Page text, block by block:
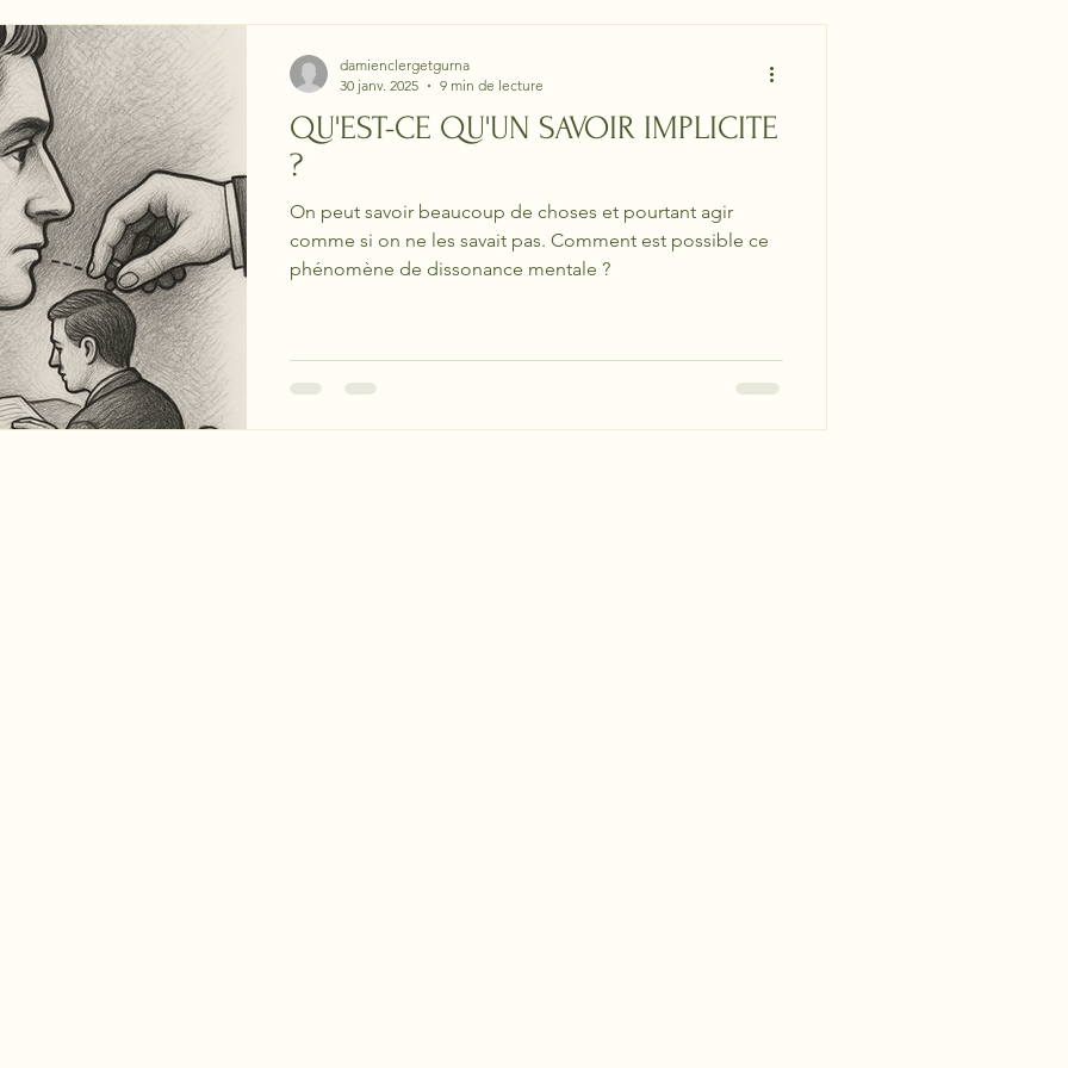
QU'EST-CE QU'UN SAVOIR IMPLICITE
?
On peut savoir beaucoup de choses et pourtant agir
comme si on ne les savait pas. Comment est possible ce
phénomène de dissonance mentale ?
damienclergetgurna
30 janv. 2025
9 min de lecture